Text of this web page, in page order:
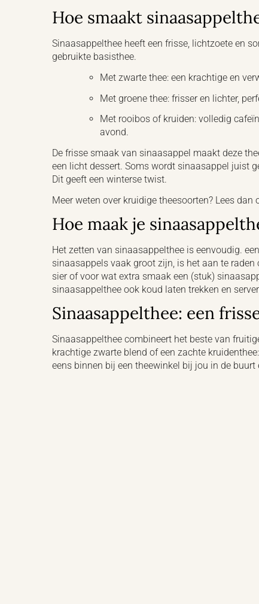
Hoe smaakt
Sinaasappelthee heeft een frisse, lichtzoete en
gebruikte basisthee.
Met zwarte thee: een krachtige en
Met groene thee: frisser en lichter,
Met rooibos of kruiden: volledig
avond.
De frisse smaak van sinaasappel maakt deze
een licht dessert. Soms wordt sinaasappel juist
Dit geeft een winterse twist.
Meer weten over kruidige theesoorten? Lees dan
Hoe maak je
Het zetten van sinaasappelthee is eenvoudig.
sinaasappels vaak groot zijn, is het aan te
sier of voor wat extra smaak een (stuk)
sinaasappelthee ook koud laten trekken en
Sinaasappelthee: een
Sinaasappelthee combineert het beste van
krachtige zwarte blend of een zachte
eens binnen bij een theewinkel bij jou in de